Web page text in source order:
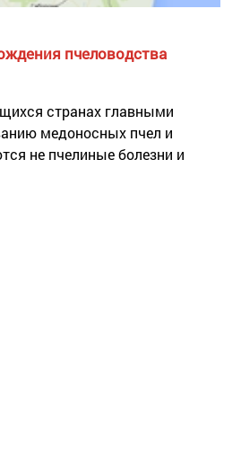
пчеловодства
странах главными
медоносных пчел и
не пчелиные болезни и